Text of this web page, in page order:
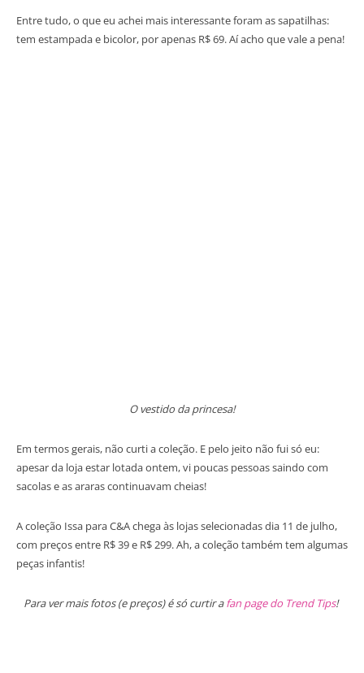
Entre tudo, o que eu achei mais interessante foram as sapatilhas:
tem estampada e bicolor, por apenas R$ 69. Aí acho que vale a pena!
O vestido da princesa!
Em termos gerais, não curti a coleção. E pelo jeito não fui só eu:
apesar da loja estar lotada ontem, vi poucas pessoas saindo com
sacolas e as araras continuavam cheias!
A coleção Issa para C&A chega às lojas selecionadas dia 11 de julho,
com preços entre R$ 39 e R$ 299. Ah, a coleção também tem algumas
peças infantis!
Para ver mais fotos (e preços) é só curtir afan page do Trend Tips!